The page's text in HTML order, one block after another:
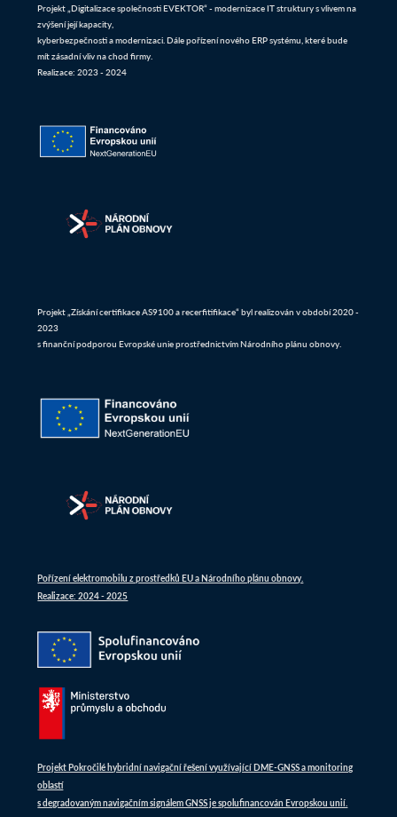
Projekt „Digitalizace společnosti EVEKTOR“ - modernizace IT struktury s vlivem na
zvýšení její kapacity,
kyberbezpečnosti a modernizaci. Dále pořízení nového ERP systému, které bude
mít zásadní vliv na chod firmy.
Realizace: 2023 - 2024
Projekt „Získání certifikace AS9100 a recerfitifikace“ byl realizován v období 2020 -
2023
s finanční podporou Evropské unie prostřednictvím Národního plánu obnovy.
Pořízení elektromobilu z prostředků EU a Národního plánu obnovy.
Realizace: 2024 - 2025
Projekt Pokročilé hybridní navigační řešení využívající DME-GNSS a monitoring
oblastí
s degradovaným navigačním signálem GNSS je spolufinancován Evropskou unií.